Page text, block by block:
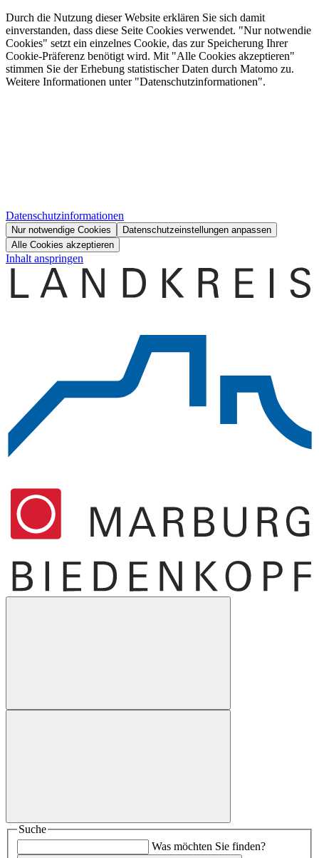
Durch die Nutzung dieser Website erklären Sie sich damit
einverstanden, dass diese Seite Cookies verwendet. "Nur notwendie
Cookies" setzt ein einzelnes Cookie, das zur Speicherung Ihrer
Cookie-Präferenz benötigt wird. Mit "Alle Cookies akzeptieren"
stimmen Sie der Erhebung statistischer Daten durch Matomo zu.
Weitere Informationen unter "Datenschutzinformationen".
Datenschutzinformationen
Nur notwendige Cookies
Datenschutzeinstellungen anpassen
Alle Cookies akzeptieren
Inhalt anspringen
Suche
Was möchten Sie finden?